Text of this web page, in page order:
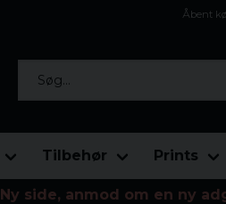
Åbent
Tilbehør Prints
Ny side, anmod om en ny